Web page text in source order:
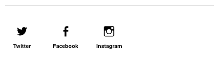
Twitter Facebook Instagram